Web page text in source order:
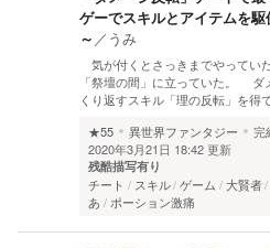
ゲーでスキルとアイテムを
～ ／ うみ
気が付くとさっきまでやってい
「祭壇の間」に立っていた。 ダ
くり返すスキル「理の反転」を
★55
異世界ファンタジー 完
2020年3月21日 18:42 更新
残酷描写有り
チート スキル ゲーム 大賢者
あ
ポーション激痛